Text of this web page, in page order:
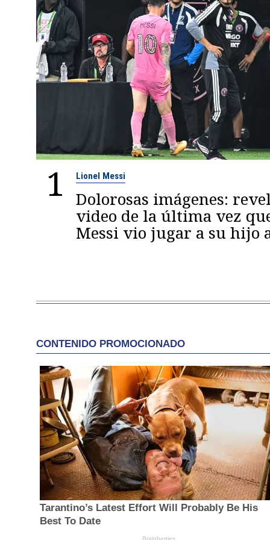
1 Lionel Messi
Dolorosas imágenes:
video de la última vez
Messi vio jugar a su hijo